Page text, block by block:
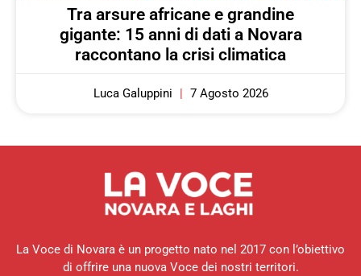
Tra arsure africane e grandine
gigante: 15 anni di dati a Novara
raccontano la crisi climatica
Luca Galuppini 7 Agosto 2026
La Voce di Novara è un progetto nato nel 2017 con l’obiettivo
di offrire una nuova Voce dei nostri territori.